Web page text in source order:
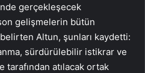
gerçekleşecek
gelişmelerin bütün
belirten Altun, şunları kaydetti:
sürdürülebilir istikrar ve
atılacak ortak